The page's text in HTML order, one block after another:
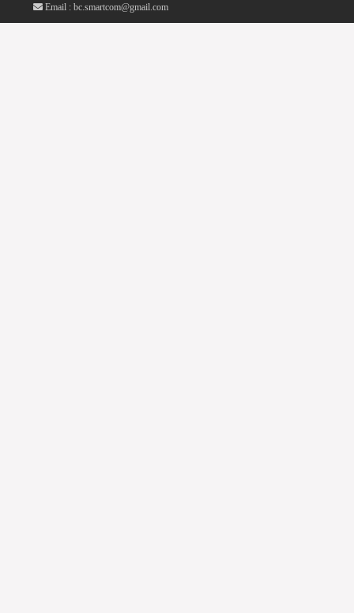
Email : bc.smartcom@gmail.com